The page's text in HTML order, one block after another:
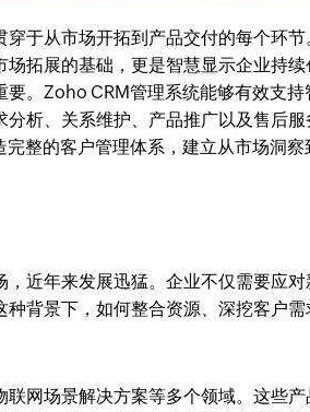
于从市场开拓到产品交付的每个环
拓展的基础，更是智慧显示企业持
。Zoho CRM管理系统能够有效支
析、关系维护、产品推广以及售后
完整的客户管理体系，建立从市场洞
近年来发展迅猛。企业不仅需要应
背景下，如何整合资源、深挖客户
网场景解决方案等多个领域。这些